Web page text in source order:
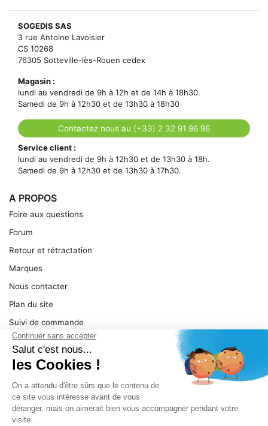
SOGEDIS SAS
3 rue Antoine Lavoisier
CS 10268
76305 Sotteville-lès-Rouen cedex
Magasin :
lundi au vendredi de 9h à 12h et de 14h à 18h30.
Samedi de 9h à 12h30 et de 13h30 à 18h30
Contactez nous au (+33) 2 32 91 96 96
Service client :
lundi au vendredi de 9h à 12h30 et de 13h30 à 18h.
Samedi de 9h à 12h30 et de 13h30 à 17h30.
A PROPOS
Foire aux questions
Forum
Retour et rétractation
Marques
Nous contacter
Plan du site
Suivi de commande
Ma facture
Mentions légales
SERVICE
Pièces détachées